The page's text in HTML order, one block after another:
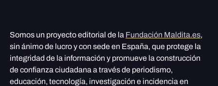
Somos un proyecto editorial de la Fundación Maldita.es,
sin ánimo de lucro y con sede en España, que protege la
integridad de la información y promueve la construcción
de confianza ciudadana a través de periodismo,
educación, tecnología, investigación e incidencia en